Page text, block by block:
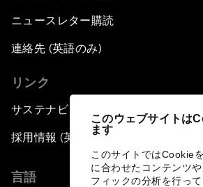
このウェブサイトは
ます
このサイトではCookie
に合わせたコンテンツ
フィックの分析を行っ
ニュースレター購読
連絡先 (英語のみ)
リンク
サステナビリティへの取り組み
採用情報 (英語のみ)
言語